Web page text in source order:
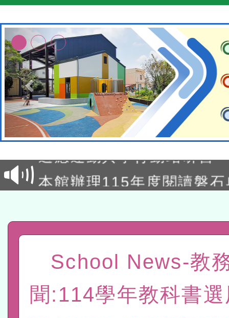
本校115學年度第2次代理
本館辦理115年度閱讀磐
程
A3數位素養講師名單
「數位內容與教學軟體線
有關大陸委員會函釋公務
赴陸應申請許可一案
轉知經濟部水利署委託財
School News-教
聞:114學年教科書